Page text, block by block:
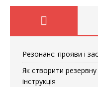
Резонанс: прояви і
Як створити
інструкція